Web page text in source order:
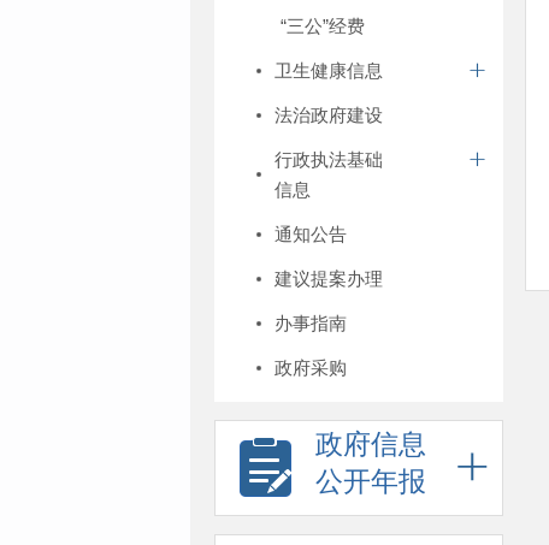
“三公”经费
卫生健康信息
法治政府建设
行政执法基础
信息
通知公告
建议提案办理
办事指南
政府采购
政府信息
公开年报